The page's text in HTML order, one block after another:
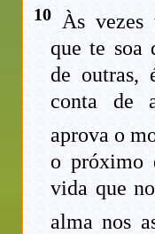
10 Às
que te soa
de outras,
conta de
aprova o
o próximo
vida que
alma nos